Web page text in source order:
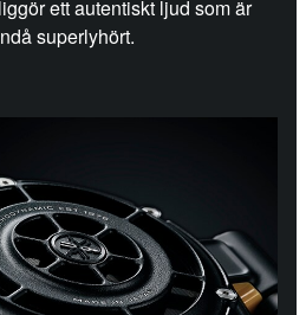
ett autentiskt ljud som är
superlyhört.